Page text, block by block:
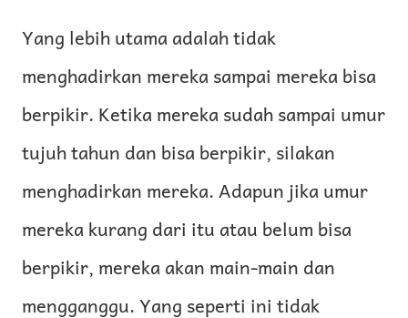
Yang lebih utama adalah tidak
menghadirkan mereka sampai mereka bisa
berpikir. Ketika mereka sudah sampai umur
tujuh tahun dan bisa berpikir, silakan
menghadirkan mereka. Adapun jika umur
mereka kurang dari itu atau belum bisa
berpikir, mereka akan main-main dan
mengganggu. Yang seperti ini tidak